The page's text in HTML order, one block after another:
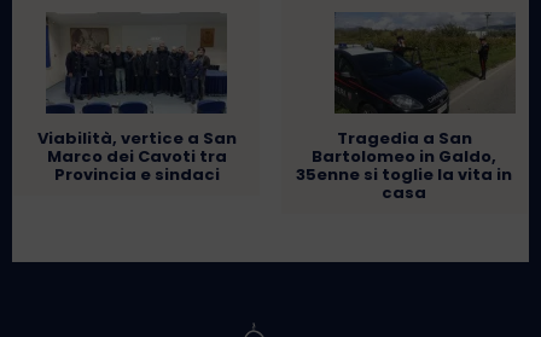
Viabilità, vertice a San
Marco dei Cavoti tra
Provincia e sindaci
Tragedia a San
Bartolomeo in Galdo,
35enne si toglie la vita in
casa